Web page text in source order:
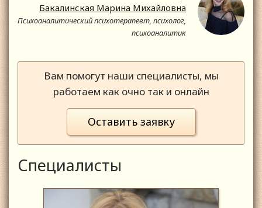
Бакалинская Марина Михайловна
Психоаналитический психотерапевт, психолог,
психоаналитик
Вам помогут наши специалисты, мы
работаем как очно так и онлайн
Оставить заявку
Специалисты